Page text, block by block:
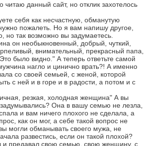
читаю данный сайт, но отклик захотелось
себя как несчастную, обманутую
пожалеть. Но я вам напишу другое,
но так возможно вы задумаетесь.
он необыкновенный, добрый, чуткий,
внимательный, прекрасный папа,
было видно." А теперь ответьте самой
нагло и цинично врать?! А именно
со своей семьей, с женой, которой
с ней и в горе и в радости, а потом и с
резкая, холодная женщина" А вы
Она в вашу семью не лезла,
и вам ничего плохого не сделала, а
как он мог, а себе такой вопрос не
могли обманывать своего мужа, не
развестись, если он такой плохой?
и предавал свою семью, свою женщину, с